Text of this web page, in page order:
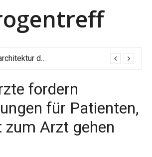
Sicherheitsarchitektur der nächsten Generation: JARXE kombiniert Multi-Wallet und MPC als Schutzschild für digitales Vertrauen
fordern
für Patienten,
zum Arzt gehen